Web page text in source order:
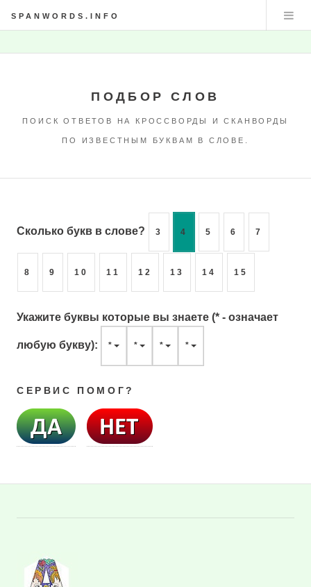
SPANWORDS.INFO
ПОДБОР СЛОВ
ПОИСК ОТВЕТОВ НА КРОССВОРДЫ И СКАНВОРДЫ
ПО ИЗВЕСТНЫМ БУКВАМ В СЛОВЕ.
Сколько букв в слове? 3 4 5 6 7
8 9 10 11 12 13 14 15
Укажите буквы которые вы знаете (* - означает
любую букву): * * * *
СЕРВИС ПОМОГ?